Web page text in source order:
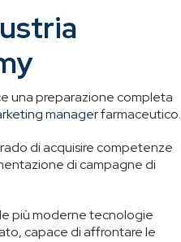
una preparazione completa
managerfarmaceutico.
di acquisire competenze
di campagne di
più moderne tecnologie
capace di affrontare le